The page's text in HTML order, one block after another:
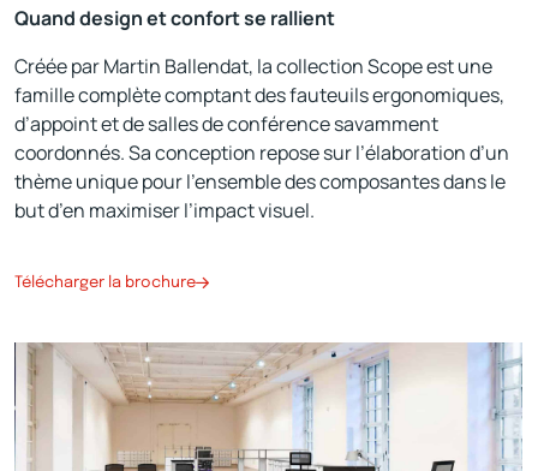
Quand design et confort se rallient
Créée par Martin Ballendat, la collection Scope est une
famille complète comptant des fauteuils ergonomiques,
d’appoint et de salles de conférence savamment
coordonnés. Sa conception repose sur l’élaboration d’un
thème unique pour l’ensemble des composantes dans le
but d’en maximiser l’impact visuel.
Télécharger la brochure